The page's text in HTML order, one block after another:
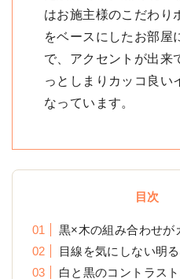
はお施主様のこだわり
をベースにしたお部屋
で、アクセントが出来
っとしまりカッコ良い
なっています。
目次
黒×木の組み合わせが
目線を気にしない明
白と黒のコントラス